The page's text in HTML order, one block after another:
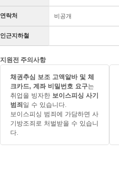
연락처 비공개
인근지하철
지원전 주의사항
채권추심 보조 고액알바 및 체
크카드, 계좌 비밀번호 요구는
취업을 빙자한 보이스피싱 사기
범죄 일 수 있습니다.
보이스피싱 범죄에 가담하면 사
기방조죄로 처벌받을 수 있습니
다.